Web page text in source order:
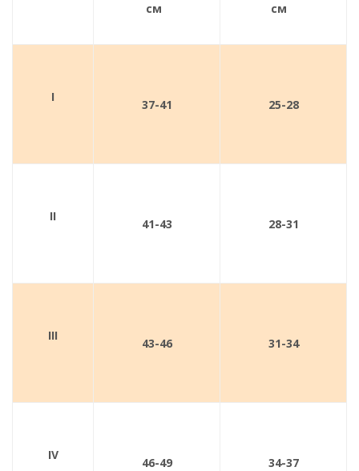
см
см
I
37-41 25-28
II
41-43 28-31
III
43-46 31-34
IV
46-49 34-37